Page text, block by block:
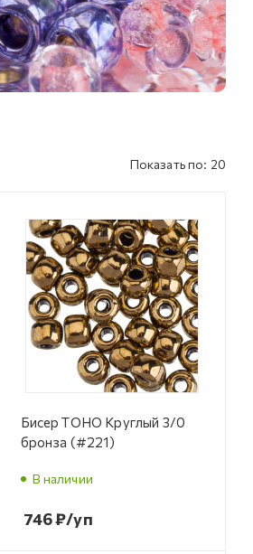
Показать по: 20
Бисер TOHO Круглый 3/0
бронза (#221)
В наличии
746₽/уп